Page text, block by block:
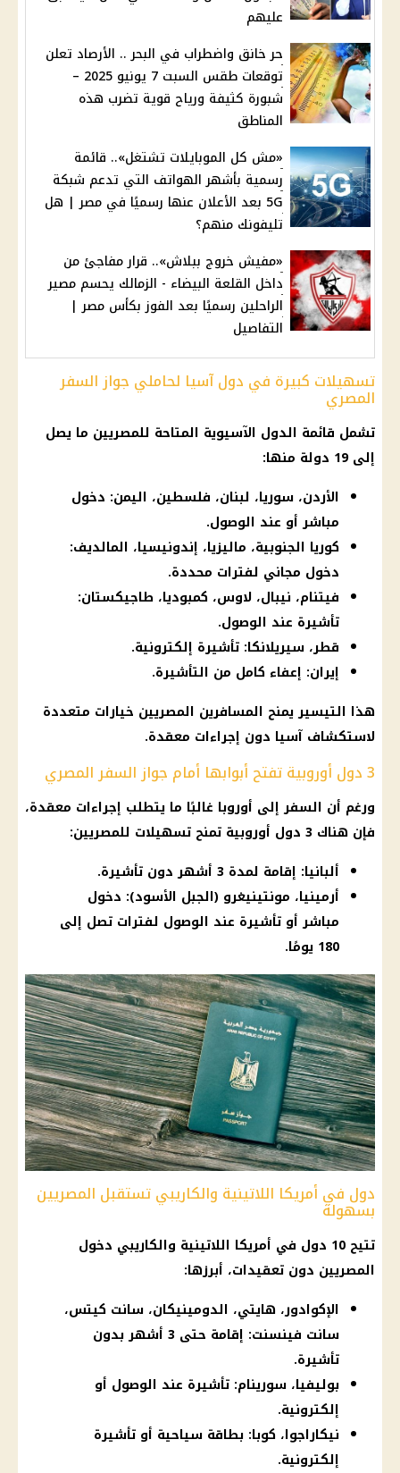
عليهم
حر خانق واضطراب في البحر .. الأرصاد تعلن
توقعات طقس السبت 7 يونيو 2025 –
شبورة كثيفة ورياح قوية تضرب هذه
المناطق
«مش كل الموبايلات تشتغل».. قائمة
رسمية بأشهر الهواتف التي تدعم شبكة
5G بعد الأعلان عنها رسميًا في مصر | هل
تليفونك منهم؟
«مفيش خروج ببلاش».. قرار مفاجئ من
داخل القلعة البيضاء - الزمالك يحسم مصير
الراحلين رسميًا بعد الفوز بكأس مصر |
التفاصيل
تسهيلات كبيرة في دول آسيا لحاملي جواز السفر
المصري
تشمل قائمة الدول الآسيوية المتاحة للمصريين ما يصل
إلى 19 دولة منها:
الأردن، سوريا، لبنان، فلسطين، اليمن: دخول
مباشر أو عند الوصول.
كوريا الجنوبية، ماليزيا، إندونيسيا، المالديف:
دخول مجاني لفترات محددة.
فيتنام، نيبال، لاوس، كمبوديا، طاجيكستان:
تأشيرة عند الوصول.
قطر، سيريلانكا: تأشيرة إلكترونية.
إيران: إعفاء كامل من التأشيرة.
هذا التيسير يمنح المسافرين المصريين خيارات متعددة
لاستكشاف آسيا دون إجراءات معقدة.
3 دول أوروبية تفتح أبوابها أمام جواز السفر المصري
ورغم أن السفر إلى أوروبا غالبًا ما يتطلب إجراءات معقدة،
فإن هناك 3 دول أوروبية تمنح تسهيلات للمصريين:
ألبانيا: إقامة لمدة 3 أشهر دون تأشيرة.
أرمينيا، مونتينيغرو (الجبل الأسود): دخول
مباشر أو تأشيرة عند الوصول لفترات تصل إلى
180 يومًا.
دول في أمريكا اللاتينية والكاريبي تستقبل المصريين
بسهولة
تتيح 10 دول في أمريكا اللاتينية والكاريبي دخول
المصريين دون تعقيدات، أبرزها:
الإكوادور، هايتي، الدومينيكان، سانت كيتس،
سانت فينسنت: إقامة حتى 3 أشهر بدون
تأشيرة.
بوليفيا، سورينام: تأشيرة عند الوصول أو
إلكترونية.
نيكاراجوا، كوبا: بطاقة سياحية أو تأشيرة
إلكترونية.